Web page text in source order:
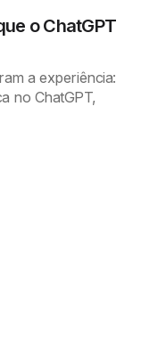
o ChatGPT
a experiência:
no ChatGPT,